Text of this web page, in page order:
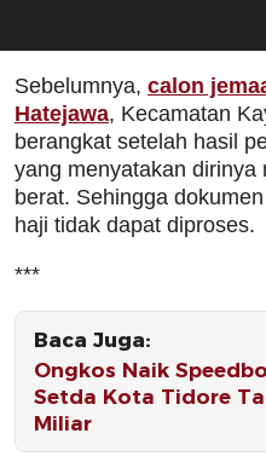
Sebelumnya, calon
Hatejawa, Kecamatan
berangkat setelah hasil
yang menyatakan dirinya
berat. Sehingga
haji tidak dapat diproses.
***
Baca Juga:
Ongkos Naik
Setda Kota Tidore
Miliar